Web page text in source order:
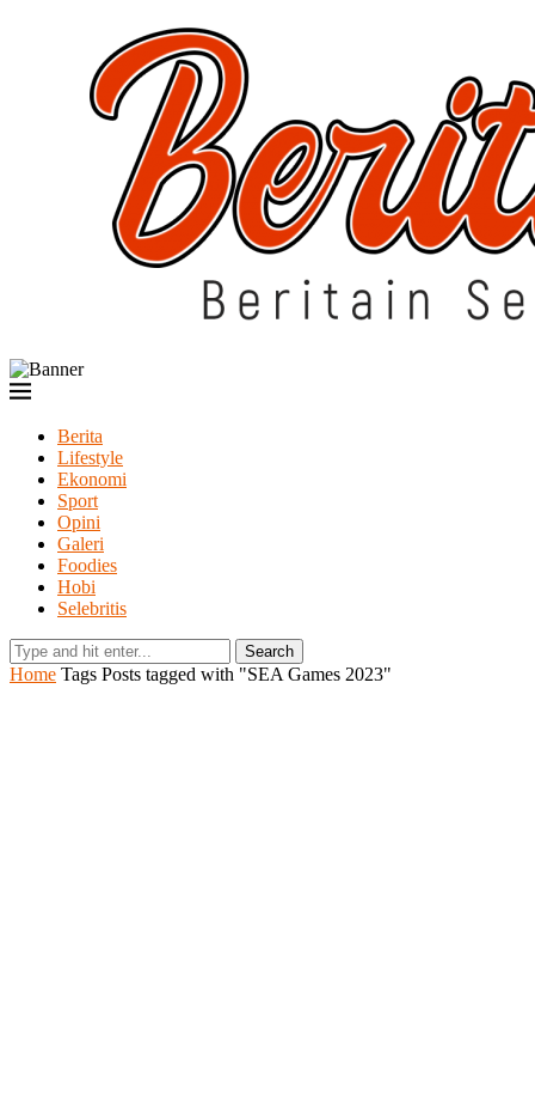
Berita
Lifestyle
Ekonomi
Sport
Opini
Galeri
Foodies
Hobi
Selebritis
Search
Home Tags Posts tagged with "SEA Games 2023"